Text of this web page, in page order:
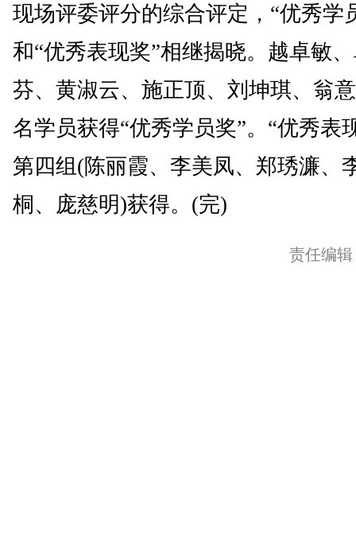
现场评委评分的综合评定，“优秀学
和“优秀表现奖”相继揭晓。越卓敏
芬、黄淑云、施正顶、刘坤琪、翁
名学员获得“优秀学员奖”。“优秀表
第四组(陈丽霞、李美凤、郑琇濂、
桐、庞慈明)获得。(完)
责任编